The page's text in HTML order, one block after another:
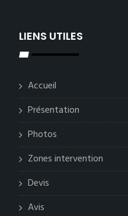
LIENS UTILES
Accueil
Présentation
Photos
Zones intervention
Devis
Avis